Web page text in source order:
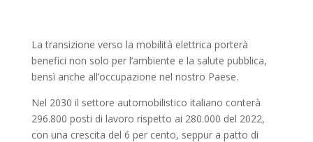
La transizione verso la mobilità elettrica porterà
benefici non solo per l’ambiente e la salute pubblica,
bensì anche all’occupazione nel nostro Paese.
Nel 2030 il settore automobilistico italiano conterà
296.800 posti di lavoro rispetto ai 280.000 del 2022,
con una crescita del 6 per cento, seppur a patto di